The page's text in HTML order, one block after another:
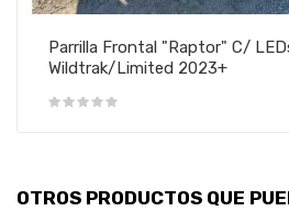
Parrilla Frontal "Raptor" C/
Wildtrak/Limited 2023+
OTROS PRODUCTOS QUE